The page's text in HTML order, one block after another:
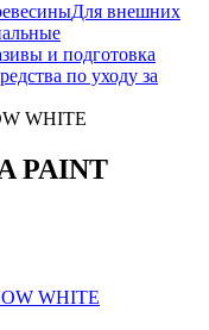
Для внешних
и подготовка
по уходу за
WHITE
PAINT